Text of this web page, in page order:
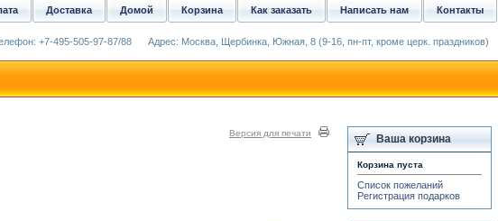
Версия для печати Ваша корзина
Корзина пуста
Список пожеланий
Регистрация подарков
Контакты
Написать нам
Как заказать
Корзина
Домой
Доставка
+7-495-505-97-87/88 Адрес: Москва, Щербинка, Южная, 8 (9-16, пн-пт, кроме церк. праздников)